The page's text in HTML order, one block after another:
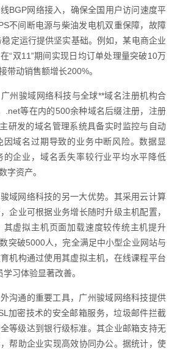
BGP网络接入，确保全国用户访问速度平
不间断电源与柴油发电机双重保障，故障
定运行提供坚实基础。例如，某电商企业
“双11”期间实现日均订单处理量突破10万
带动销售额增长200%。
州骏域网络科技与全球**域名注册机构合
.net等在内的500余种域名后缀注册，注册
研发的域名管理系统具备实时监控与自动
域名过期导致的业务中断风险。数据显
的企业，域名丢失率较行业平均水平降低
字资产。
域网络科技的另一大优势。其采用云计算
企业可根据业务增长随时升级主机配置，
其虚拟主机页面加载速度较传统主机提升
突破5000人，完全满足中小型企业网站与
机构通过使用其虚拟主机，在线课程平台
习体验显著改善。
沟通的重要工具，广州骏域网络科技提供
加密技术的安全邮箱服务，垃圾邮件拦截
等级达到银行级标准。其企业邮箱支持无
帮助企业实现高效协同办公。据统计，使